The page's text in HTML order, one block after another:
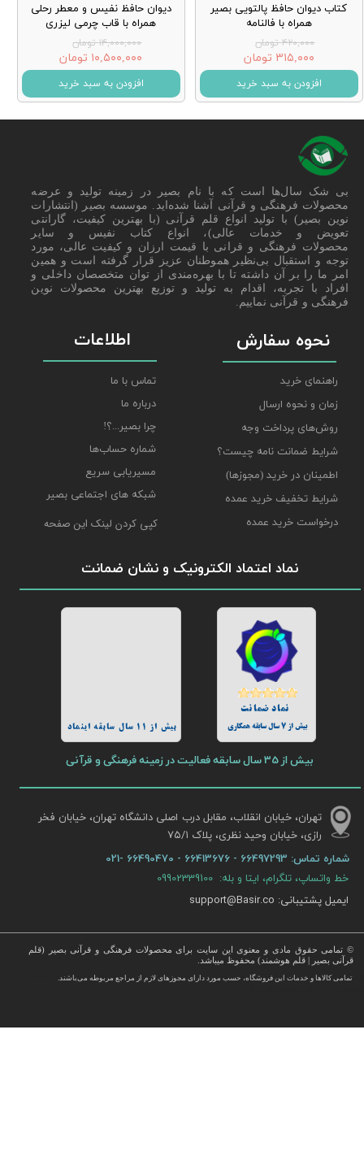
کتاب دیوان حافظ پالتویی بصیر
همراه با فالنامه
۴۲۰,۰۰۰ تومان
۳۱۵,۰۰۰ تومان
افزودن به سبد خرید
دیوان حافظ نفیس و معطر رحلی
همراه با قاب چرمی لیزری
۱۴,۰۰۰,۰۰۰ تومان
۱۰,۵۰۰,۰۰۰ تومان
افزودن به سبد خرید
نحوه سفارش
راهنمای خرید
زمان و نحوه ارسال
روش‌های پرداخت وجه
شرایط ضمانت نامه چیست؟
اطمینان در خرید (مجوزها)
شرایط تخفیف خرید عمده
درخواست خرید عمده
© تمامی حقوق مادی و معنوی این سایت برای محصولات فرهنگی و قرآنی بصیر (قلم
قرآنی بصیر | قلم هوشمند) محفوظ میباشد.
تمامی كالاها و خدمات این فروشگاه، حسب مورد دارای مجوزهای لازم از مراجع مربوطه می‌باشند.
، انواع قلم قرآنی ، انواع کتاب نفیس و قرآن نفیس , قرآن عروس , کتب نفیس و معطر , کتاب چرمی و سایر محصولات
نماد اعتماد الکترونیک و نشان ضمانت
بیش از 11 سال سابقه اینماد
بیش از 35 سال سابقه فعالیت در زمینه فرهنگی و قرآنی
بیش از 7 سال سابقه همکاری
اطلاعات
تماس با ما
درباره ما
چرا بصیر...؟!
شماره حساب‌ها
مسیریابی سریع
شبکه های اجتماعی بصیر
تهران، خیابان انقلاب، مقابل درب اصلی دانشگاه تهران، خیابان فخر
رازی، خیابان وحید نظری، پلاک ۷۵/۱​​​​​​​
شماره تماس:
بی شک سال‌ها است که با نام بصیر در زمینه تولید و عرضه
محصولات فرهنگی و قرآنی آشنا شده‌اید. موسسه بصیر (انتشارات
نوین بصیر) با تولید انواع قلم قرآنی (با بهترین کیفیت، گارانتی
تعویض و خدمات عالی)، انواع کتاب نفیس و سایر
محصولات فرهنگی و قرانی با قیمت ارزان و کیفیت عالی، مورد
توجه و استقبال بی‌نظیر هموطنان عزیز قرار گرفته است و همین
امر ما را بر آن داشته تا با بهره‌مندی از توان متخصصان داخلی و
افراد با تجربه، اقدام به تولید و توزیع بهترین محصولات نوین
فرهنگی و قرآنی نماییم.
خط واتساپ، تلگرام، ایتا و بله: 09902339100
ایمیل پشتیبانی: support@Basir.co
کپی کردن لینک این صفحه